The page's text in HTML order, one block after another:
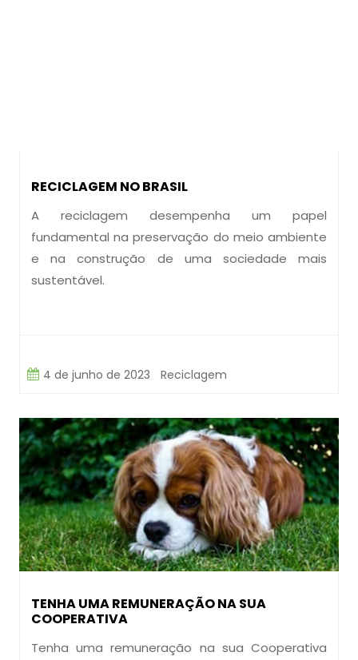
RECICLAGEM NO BRASIL
A reciclagem desempenha um papel
fundamental na preservação do meio ambiente
e na construção de uma sociedade mais
sustentável.
4 de junho de 2023 Reciclagem
TENHA UMA REMUNERAÇÃO NA SUA
COOPERATIVA
Tenha uma remuneração na sua Cooperativa